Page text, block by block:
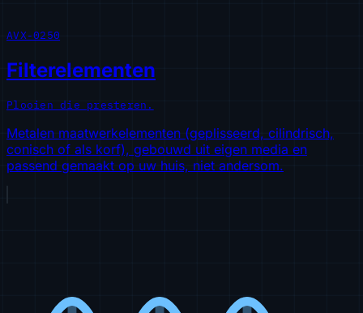
AVX-0250
Filterelementen
Plooien die presteren.
Metalen maatwerkelementen (geplisseerd, cilindrisch,
conisch of als korf), gebouwd uit eigen media en
passend gemaakt op uw huis, niet andersom.